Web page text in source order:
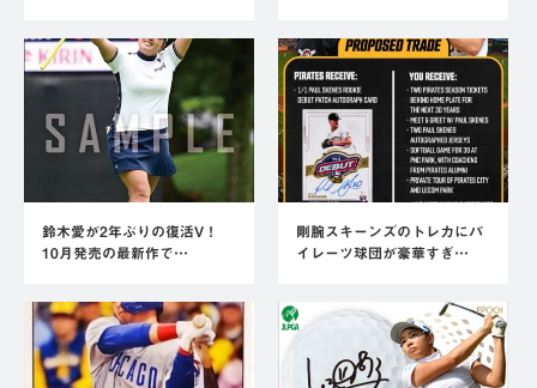
鈴木愛が2年ぶりの復活V！
10月発売の最新作で…
剛腕スキーンズのトレカにパ
イレーツ球団が豪華すぎ…